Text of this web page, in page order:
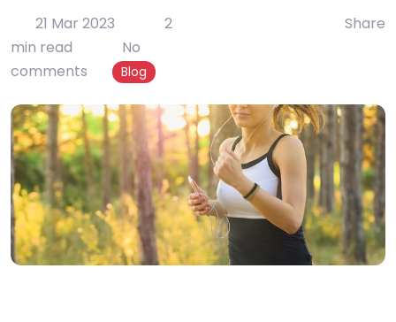
21 Mar 2023
2
min read
No
comments
Blog
Share